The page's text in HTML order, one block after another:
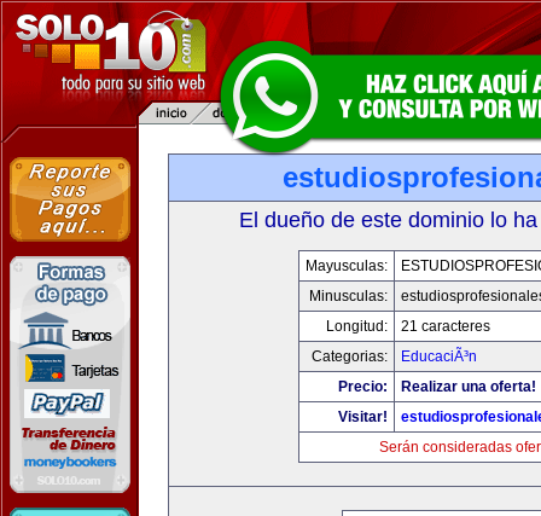
El dueño de este dominio lo
Mayusculas:
Minusculas:
Longitud:
21 caracteres
Categorias:
EducaciÃ³n
Precio:
Realizar una oferta!
Visitar!
Serán consideradas